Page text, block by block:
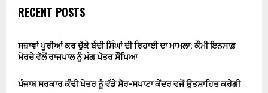
RECENT POSTS
ਸਜ਼ਾਵਾਂ ਪੂਰੀਆਂ ਕਰ ਚੁੱਕੇ ਬੰਦੀ ਸਿੰਘਾਂ ਦੀ ਰਿਹਾਈ ਦਾ ਮਾਮਲਾ: ਕੌਮੀ ਇਨਸਾਫ਼
ਮੋਰਚੇ ਵੱਲੋਂ ਰਾਜਪਾਲ ਨੂੰ ਮੰਗ ਪੱਤਰ ਸੌਂਪਿਆ
ਪੰਜਾਬ ਸਰਕਾਰ ਕੰਢੀ ਖੇਤਰ ਨੂੰ ਵੱਡੇ ਸੈਰ-ਸਪਾਟਾ ਕੇਂਦਰ ਵਜੋਂ ਉਤਸ਼ਾਹਿਤ ਕਰੇਗੀ